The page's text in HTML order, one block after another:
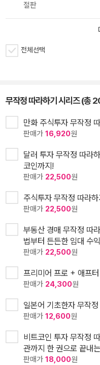
절판
전체선택
무작정 따라하기 시리즈 (총
만화 주식투자 무작정
판매가 16,920원
달러 투자 무작정 따라
코인까지!
판매가 22,500원
주식투자 무작정 따라
판매가 22,500원
부동산 경매 무작정 따
법부터 든든한 임대 수
판매가 22,500원
프리미어 프로 + 애프
판매가 24,300원
일본어 기초한자 무작
판매가 12,600원
비트코인 투자 무작정
관까지 한 권으로 끝내
판매가 18,000원